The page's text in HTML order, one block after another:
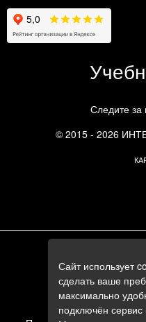
Следите за
© 2015 - 2026
+7
+7
e-mail:
Сайт использует
сделать ваше
максимально
подключён